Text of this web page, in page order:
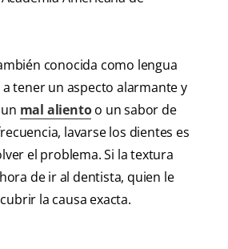
conocida como lengua
tener un aspecto alarmante y
mal alientoo un sabor de
lavarse los dientes es
el problema. Si la textura
de ir al dentista, quien le
la causa exacta.